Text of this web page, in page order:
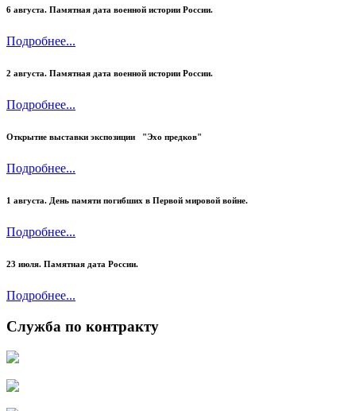
6 августа. Памятная дата военной истории России.
Подробнее...
2 августа. Памятная дата военной истории России.
Подробнее...
Открытие выставки экспозиции "Эхо предков"
Подробнее...
1 августа. День памяти погибших в Первой мировой войне.
Подробнее...
23 июля. Памятная дата России.
Подробнее...
Служба по контракту